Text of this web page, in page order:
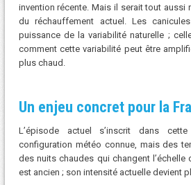
invention récente. Mais il serait tout aussi
du réchauffement actuel. Les
puissance de la variabilité naturelle ;
comment cette variabilité peut être
plus chaud.
Un enjeu concret pour la
L’épisode actuel s’inscrit dans
configuration météo connue, mais des
des nuits chaudes qui changent l’échelle
est ancien ; son intensité actuelle devient